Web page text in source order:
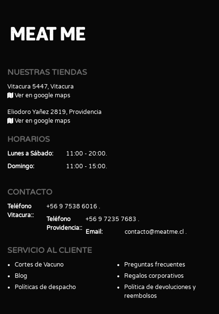
NUESTRAS TIENDAS
Vitacura 5447, Vitacura
Ver en google maps
Eliodoro Yañez 2819, Providencia
Ver en google maps
HORARIOS
Lunes a Sábado
11:00 - 20:00
Domingo
11:00 - 15:00
CONTACTO
Teléfono
Vitacura:
+56 9 7538 6016
Teléfono
Providencia:
+56 9 7235 7683
Email
contacto@meatme.cl
SERVICIO AL CLIENTE
Cortes de Vacuno
Blog
Políticas de despacho
Preguntas frecuentes
Regalos corporativos
Política de devoluciones y
reembolsos